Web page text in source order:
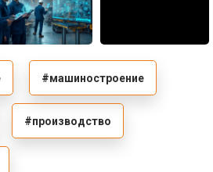
#машиностроение
#производство